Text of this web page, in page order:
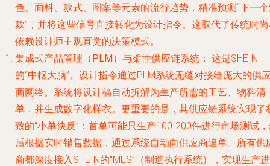
色、面料、款式、图案等元素的流行趋势，精准预测“下一
款”，并将这些信号直接转化为设计指令。这取代了传统时
依赖设计师主观直觉的决策模式。
集成式产品管理（PLM）与柔性供应链系统： 这是SHEIN
的“中枢大脑”。设计指令通过PLM系统无缝对接给庞大的供
商网络。系统将设计稿自动拆解为生产所需的工艺、物料清
单，并生成数字化样衣。更重要的是，其供应链系统实现了
致的“小单快反”：首单可能只生产100-200件进行市场测试
后根据实时销售数据，通过系统自动向供应商追单。所有供
商都深度接入SHEIN的“MES”（制造执行系统），实现生产进